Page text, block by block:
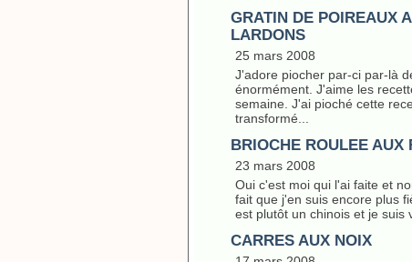
GRATIN DE POIREAUX
LARDONS
25 mars 2008
J'adore piocher par-ci par-là
énormément. J'aime les
semaine. J'ai pioché cette
transformé...
BRIOCHE ROULEE AUX
23 mars 2008
Oui c'est moi qui l'ai faite et
fait que j'en suis encore plus
est plutôt un chinois et je suis
CARRES AUX NOIX